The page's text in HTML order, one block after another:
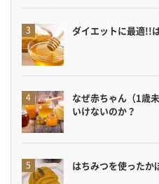
ダイエットに最適!!
なぜ赤ちゃん（1歳
いけないのか？
はちみつを使った